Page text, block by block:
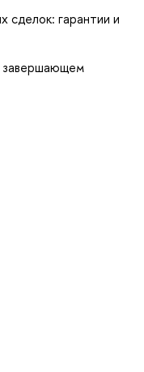
сделок: гарантии и
завершающем